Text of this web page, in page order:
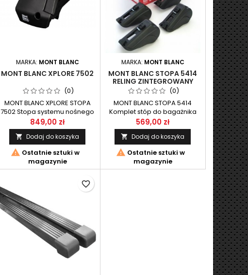
MARKA: MONT BLANC
MONT BLANC XPLORE 7502
(0)
MONT BLANC XPLORE STOPA
7502 Stopa systemu nośnego
XPLORE przeznaczone do
samochodów według listy
aplikacyjnej. Stopa
posiadająca najłatwiejszy
sposób montażu do relingu .
849,00 zł
 Dodaj do koszyka
 Ostatnie sztuki w
magazynie
MARKA: MONT BLANC
MONT BLANC STOPA 5414
RELING ZINTEGROWANY
(0)
MONT BLANC STOPA 5414
Komplet stóp do bagażnika
dachowego z systemu AMC
firmy MONT BLANC.
569,00 zł
 Dodaj do koszyka
 Ostatnie sztuki w
magazynie
favorite_border